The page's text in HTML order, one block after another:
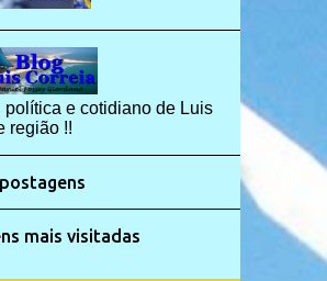
política e cotidiano de Luis
região !!
mais visitadas